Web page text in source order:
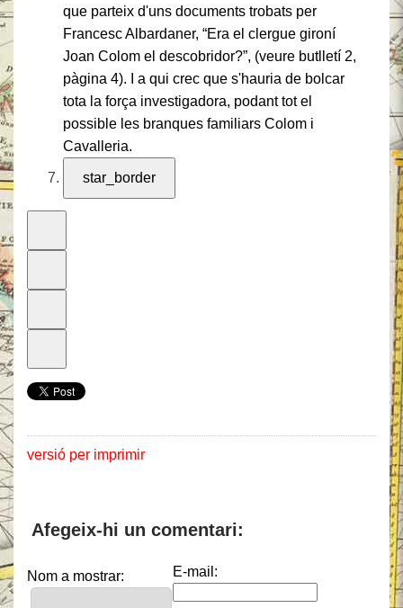
que parteix d'uns documents trobats per
Francesc Albardaner, “Era el clergue gironí
Joan Colom el descobridor?”, (veure butlletí 2,
pàgina 4).
I a qui crec que s'hauria de bolcar
tota la força investigadora, podant tot el
possible les branques familiars Colom i
Cavalleria.
star_border
versió per imprimir
Afegeix-hi un comentari:
Nom a mostrar: E-mail: